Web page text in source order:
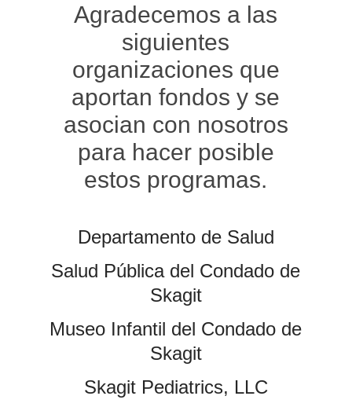
Agradecemos a las
siguientes
organizaciones que
aportan fondos y se
asocian con nosotros
para hacer posible
estos programas.
Departamento de Salud
Salud Pública del Condado de
Skagit
Museo Infantil del Condado de
Skagit
Skagit Pediatrics, LLC